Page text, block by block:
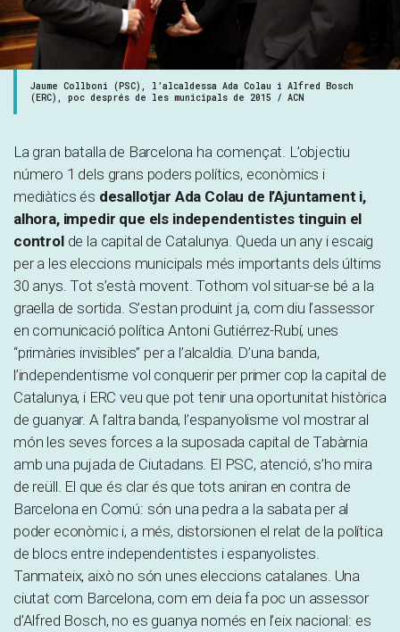
Jaume Collboni (PSC), l’alcaldessa Ada Colau i Alfred Bosch
(ERC), poc després de les municipals de 2015 / ACN
La gran batalla de Barcelona ha començat. L’objectiu
número 1 dels grans poders polítics, econòmics i
mediàtics és desallotjar Ada Colau de l’Ajuntament i,
alhora, impedir que els independentistes tinguin el
controlde la capital de Catalunya. Queda un any i escaig
per a les eleccions municipals més importants dels últims
30 anys. Tot s’està movent. Tothom vol situar-se bé a la
graella de sortida. S’estan produint ja, com diu l’assessor
en comunicació política Antoni Gutiérrez-Rubí, unes
“primàries invisibles” per a l’alcaldia. D’una banda,
l’independentisme vol conquerir per primer cop la capital de
Catalunya, i ERC veu que pot tenir una oportunitat històrica
de guanyar. A l’altra banda, l’espanyolisme vol mostrar al
món les seves forces a la suposada capital de Tabàrnia
amb una pujada de Ciutadans. El PSC, atenció, s’ho mira
de reüll. El que és clar és que tots aniran en contra de
Barcelona en Comú: són una pedra a la sabata per al
poder econòmic i, a més, distorsionen el relat de la política
de blocs entre independentistes i espanyolistes.
Tanmateix, això no són unes eleccions catalanes. Una
ciutat com Barcelona, com em deia fa poc un assessor
d’Alfred Bosch, no es guanya només en l’eix nacional: es